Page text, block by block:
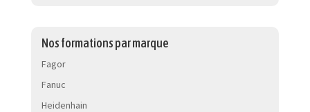
Nos formations par marque
Fagor
Fanuc
Heidenhain